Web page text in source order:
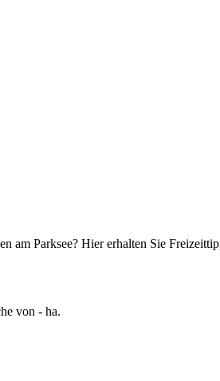
am Parksee? Hier erhalten Sie
von - ha.